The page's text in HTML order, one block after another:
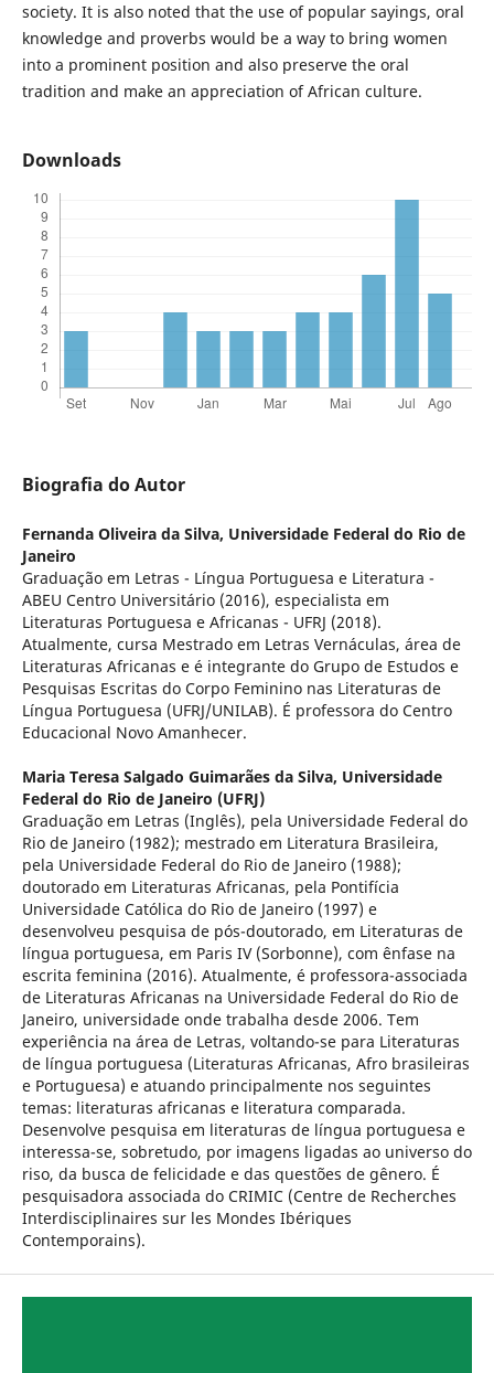
society. It is also noted that the use of popular sayings, oral
knowledge and proverbs would be a way to bring women
into a prominent position and also preserve the oral
tradition and make an appreciation of African culture.
Downloads
Biografia do Autor
Fernanda Oliveira da Silva, Universidade Federal do Rio de
Janeiro
Graduação em Letras - Língua Portuguesa e Literatura -
ABEU Centro Universitário (2016), especialista em
Literaturas Portuguesa e Africanas - UFRJ (2018).
Atualmente, cursa Mestrado em Letras Vernáculas, área de
Literaturas Africanas e é integrante do Grupo de Estudos e
Pesquisas Escritas do Corpo Feminino nas Literaturas de
Língua Portuguesa (UFRJ/UNILAB). É professora do Centro
Educacional Novo Amanhecer.
Maria Teresa Salgado Guimarães da Silva, Universidade
Federal do Rio de Janeiro (UFRJ)
Graduação em Letras (Inglês), pela Universidade Federal do
Rio de Janeiro (1982); mestrado em Literatura Brasileira,
pela Universidade Federal do Rio de Janeiro (1988);
doutorado em Literaturas Africanas, pela Pontifícia
Universidade Católica do Rio de Janeiro (1997) e
desenvolveu pesquisa de pós-doutorado, em Literaturas de
língua portuguesa, em Paris IV (Sorbonne), com ênfase na
escrita feminina (2016). Atualmente, é professora-associada
de Literaturas Africanas na Universidade Federal do Rio de
Janeiro, universidade onde trabalha desde 2006. Tem
experiência na área de Letras, voltando-se para Literaturas
de língua portuguesa (Literaturas Africanas, Afro brasileiras
e Portuguesa) e atuando principalmente nos seguintes
temas: literaturas africanas e literatura comparada.
Desenvolve pesquisa em literaturas de língua portuguesa e
interessa-se, sobretudo, por imagens ligadas ao universo do
riso, da busca de felicidade e das questões de gênero. É
pesquisadora associada do CRIMIC (Centre de Recherches
Interdisciplinaires sur les Mondes Ibériques
Contemporains).